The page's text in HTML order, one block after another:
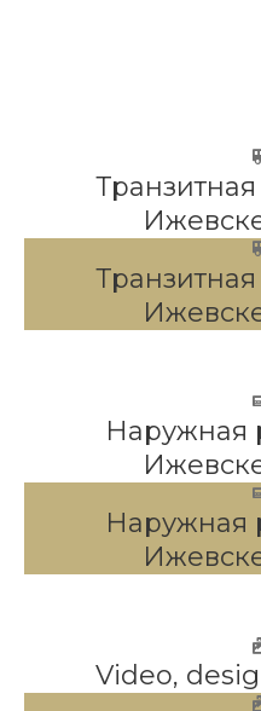
Наружная
Наружная
Video,